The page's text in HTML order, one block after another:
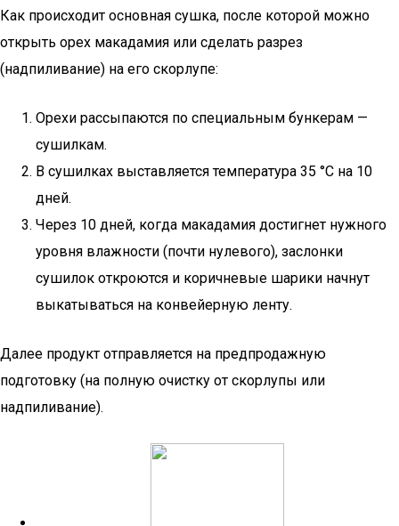
Как происходит основная сушка, после которой можно
открыть орех макадамия или сделать разрез
(надпиливание) на его скорлупе:
Орехи рассыпаются по специальным бункерам —
сушилкам.
В сушилках выставляется температура 35 °С на 10
дней.
Через 10 дней, когда макадамия достигнет нужного
уровня влажности (почти нулевого), заслонки
сушилок откроются и коричневые шарики начнут
выкатываться на конвейерную ленту.
Далее продукт отправляется на предпродажную
подготовку (на полную очистку от скорлупы или
надпиливание).